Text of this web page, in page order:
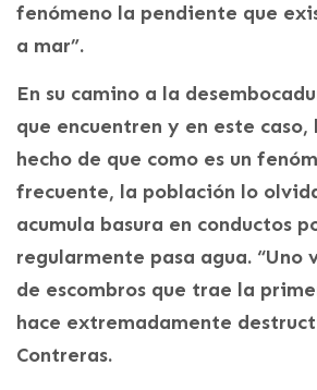
fenómeno la pendiente que
a mar”.
En su camino a la
que encuentren y en este caso,
hecho de que como es un
frecuente, la población lo
acumula basura en conductos
regularmente pasa agua. “Uno
de escombros que trae la
hace extremadamente
Contreras.